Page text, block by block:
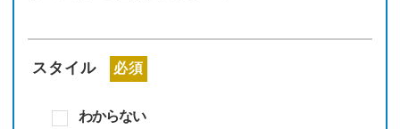
スタイル 必須
わからない